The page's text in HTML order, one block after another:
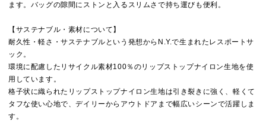
ます。バッグの隙間にストンと入るスリムさで持ち運びも便利。
【サステナブル・素材について】
耐久性・軽さ・サステナブルという発想からN.Y.で生まれたレスポートサ
ック。
環境に配慮したリサイクル素材100％のリップストップナイロン生地を使
用しています。
格子状に織られたリップストップナイロン生地は引き裂きに強く、軽くて
タフな使い心地で、デイリーからアウトドアまで幅広いシーンで活躍しま
す。